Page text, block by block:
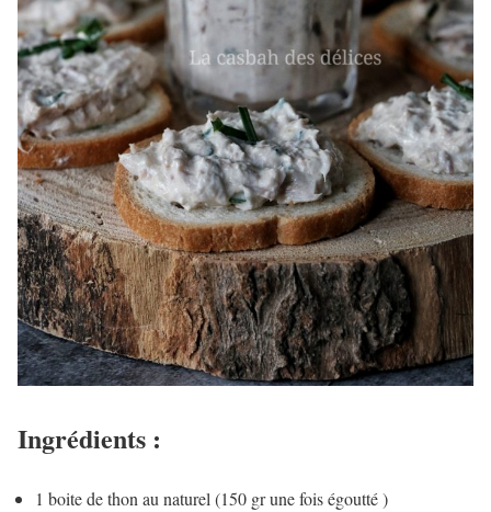
Ingrédients :
1 boite de thon au naturel (150 gr une fois égoutté )